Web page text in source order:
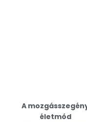
A
életmód